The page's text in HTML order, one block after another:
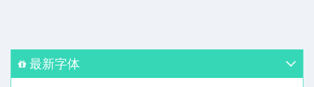
最新字体